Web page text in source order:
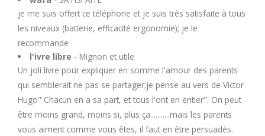
je me suis offert ce téléphone et je suis très satisfaite à tous
les niveaux (batterie, efficacité ergonomie); je le
recommande
l'ivre libre - Mignon et utile
Un joli livre pour expliquer en somme l'amour des parents
qui semblerait ne pas se partager;je pense au vers de Victor
Hugo" Chacun en a sa part, et tous l'ont en entier". On peut
être moins grand, moins si, plus ça...........mais les parents
vous aiment comme vous êtes, il faut en être persuadés.